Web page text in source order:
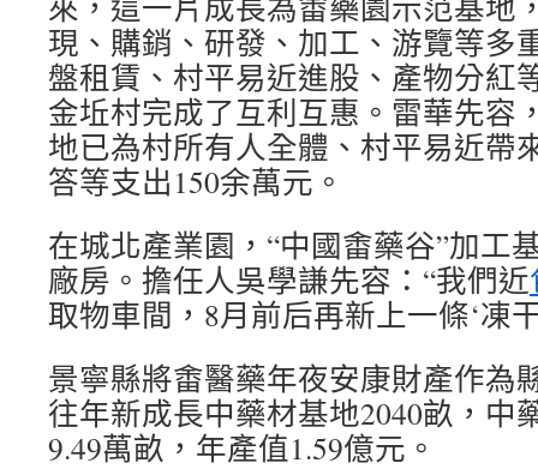
現、購銷、研發、加工、游覽等多
盤租賃、村平易近進股、產物分紅
金坵村完成了互利互惠。雷華先容
地已為村所有人全體、村平易近帶
答等支出150余萬元。
在城北產業園，“中國畬藥谷”加工
廠房。擔任人吳學謙先容：“我們近
取物車間，8月前后再新上一條‘凍
景寧縣將畬醫藥年夜安康財產作為
往年新成長中藥材基地2040畝，中
9.49萬畝，年產值1.59億元。